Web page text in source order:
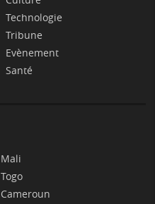
Technologie
Tribune
Evènement
Santé
Mali
Togo
Cameroun